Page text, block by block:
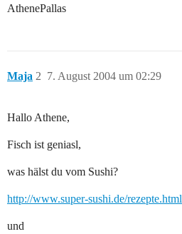
AthenePallas
Maja 7. August 2004 um 02:29
2
Hallo Athene,
Fisch ist geniasl,
was hälst du vom Sushi?
http://www.super-sushi.de/rezepte.html
und